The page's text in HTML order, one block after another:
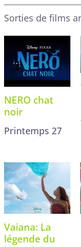
Sorties de films
NERO chat
noir
Printemps 27
Vaiana: La
légende du